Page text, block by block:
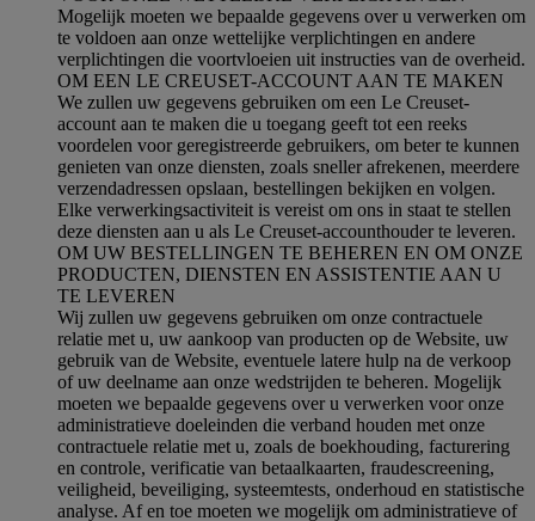
Mogelijk moeten we bepaalde gegevens over u verwerken om
te voldoen aan onze wettelijke verplichtingen en andere
verplichtingen die voortvloeien uit instructies van de overheid.
OM EEN LE CREUSET-ACCOUNT AAN TE MAKEN
We zullen uw gegevens gebruiken om een Le Creuset-
account aan te maken die u toegang geeft tot een reeks
voordelen voor geregistreerde gebruikers, om beter te kunnen
genieten van onze diensten, zoals sneller afrekenen, meerdere
verzendadressen opslaan, bestellingen bekijken en volgen.
Elke verwerkingsactiviteit is vereist om ons in staat te stellen
deze diensten aan u als Le Creuset-accounthouder te leveren.
OM UW BESTELLINGEN TE BEHEREN EN OM ONZE
PRODUCTEN, DIENSTEN EN ASSISTENTIE AAN U
TE LEVEREN
Wij zullen uw gegevens gebruiken om onze contractuele
relatie met u, uw aankoop van producten op de Website, uw
gebruik van de Website, eventuele latere hulp na de verkoop
of uw deelname aan onze wedstrijden te beheren. Mogelijk
moeten we bepaalde gegevens over u verwerken voor onze
administratieve doeleinden die verband houden met onze
contractuele relatie met u, zoals de boekhouding, facturering
en controle, verificatie van betaalkaarten, fraudescreening,
veiligheid, beveiliging, systeemtests, onderhoud en statistische
analyse. Af en toe moeten we mogelijk om administratieve of